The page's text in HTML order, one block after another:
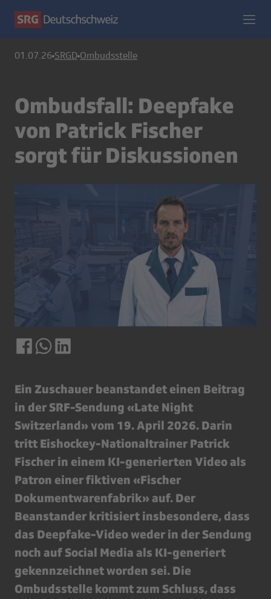
01.07.26 SRGD Ombudsstelle
Ombudsfall: Deepfake
von Patrick Fischer
sorgt für Diskussionen
Ein Zuschauer beanstandet einen Beitrag
in der SRF-Sendung «Late Night
Switzerland» vom 19. April 2026. Darin
tritt Eishockey-Nationaltrainer Patrick
Fischer in einem KI-generierten Video als
Patron einer fiktiven «Fischer
Dokumentwarenfabrik» auf. Der
Beanstander kritisiert insbesondere, dass
das Deepfake-Video weder in der Sendung
noch auf Social Media als KI-generiert
gekennzeichnet worden sei. Die
Ombudsstelle kommt zum Schluss, dass